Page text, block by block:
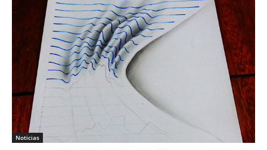
Noticias